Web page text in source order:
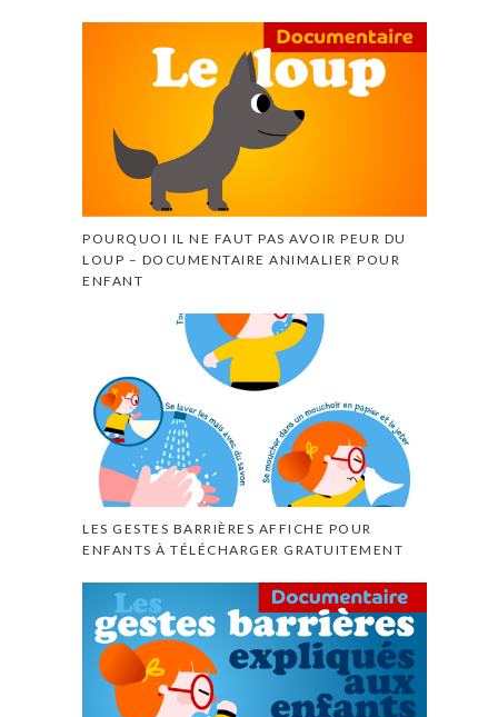
POURQUOI IL NE FAUT PAS AVOIR PEUR DU
LOUP – DOCUMENTAIRE ANIMALIER POUR
ENFANT
LES GESTES BARRIÈRES AFFICHE POUR
ENFANTS À TÉLÉCHARGER GRATUITEMENT